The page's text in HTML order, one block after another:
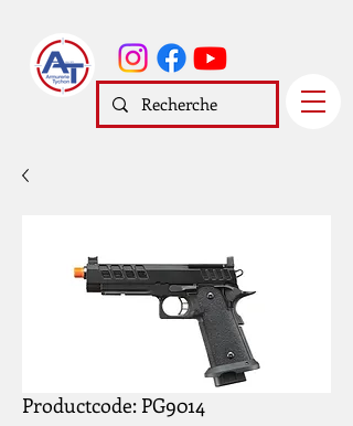
Productcode: PG9014